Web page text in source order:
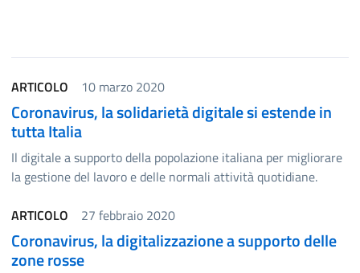
Elenco degli elementi
ARTICOLO 10 marzo 2020
Coronavirus, la solidarietà digitale si estende in
tutta Italia
Il digitale a supporto della popolazione italiana per migliorare
la gestione del lavoro e delle normali attività quotidiane.
ARTICOLO
27 febbraio 2020
Coronavirus, la digitalizzazione a supporto delle
zone rosse